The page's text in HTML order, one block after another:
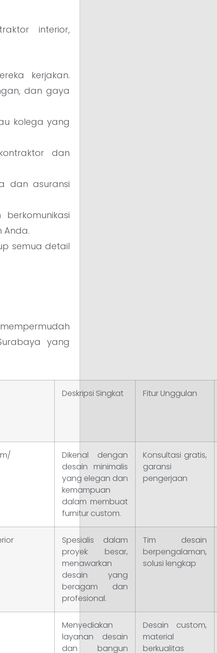
interior,
kerjakan.
dan gaya
kolega yang
dan
dan asuransi
Anda.
semua detail
yang
Deskripsi Singkat Fitur Unggulan
Dikenal dengan
desain minimalis
yang elegan dan
kemampuan
dalam membuat
furnitur custom.
Konsultasi gratis,
garansi
pengerjaan
Spesialis dalam
proyek besar,
menawarkan
desain yang
beragam dan
profesional.
Tim desain
berpengalaman,
solusi lengkap
Menyediakan
layanan desain
dan bangun
Desain custom,
material
berkualitas